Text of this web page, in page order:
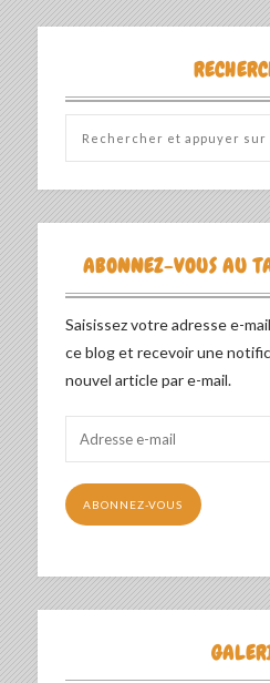
ABONNEZ-VOUS AU
Saisissez votre adresse e-
ce blog et recevoir une
nouvel article par e-mail.
mail
ABONNEZ-VOUS